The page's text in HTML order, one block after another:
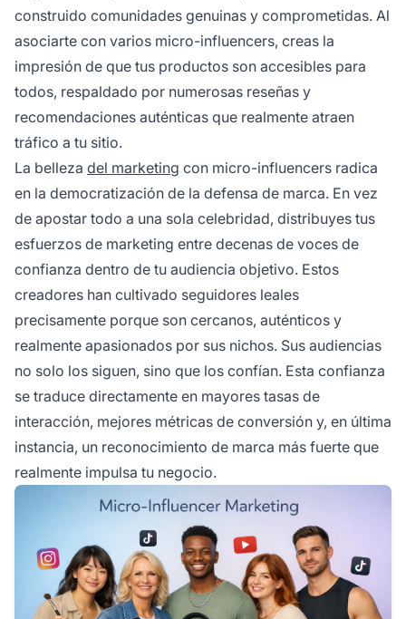
construido comunidades genuinas y comprometidas. Al
asociarte con varios micro-influencers, creas la
impresión de que tus productos son accesibles para
todos, respaldado por numerosas reseñas y
recomendaciones auténticas que realmente atraen
tráfico a tu sitio.
La belleza del marketing con micro-influencers radica
en la democratización de la defensa de marca. En vez
de apostar todo a una sola celebridad, distribuyes tus
esfuerzos de marketing entre decenas de voces de
confianza dentro de tu audiencia objetivo. Estos
creadores han cultivado seguidores leales
precisamente porque son cercanos, auténticos y
realmente apasionados por sus nichos. Sus audiencias
no solo los siguen, sino que los confían. Esta confianza
se traduce directamente en mayores tasas de
interacción, mejores métricas de conversión y, en última
instancia, un reconocimiento de marca más fuerte que
realmente impulsa tu negocio.